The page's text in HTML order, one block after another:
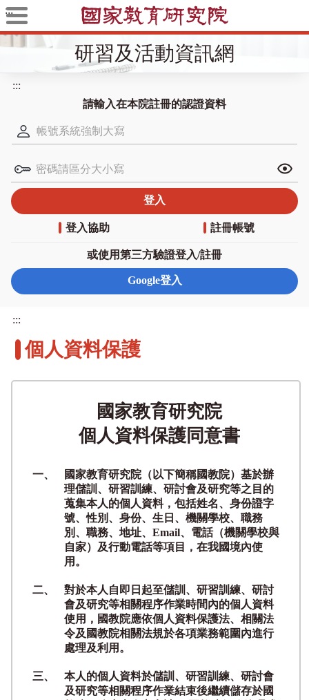
:::
研習及活動資訊網
:::
請輸入在本院註冊的認證資料
登入協助 註冊帳號
或使用第三方驗證登入/註冊
:::
個人資料保護
國家教育研究院
個人資料保護同意書
一、
國家教育研究院（以下簡稱國教院）基於辦
理儲訓、研習訓練、研討會及研究等之目的
蒐集本人的個人資料，包括姓名、身份證字
號、性別、身份、生日、機關學校、職務
別、職務、地址、Email、電話（機關學校與
自家）及行動電話等項目，在我國境內使
用。
二、
對於本人自即日起至儲訓、研習訓練、研討
會及研究等相關程序作業時間內的個人資料
使用，國教院應依個人資料保護法、相關法
令及國教院相關法規於各項業務範圍內進行
處理及利用。
三、
本人的個人資料於儲訓、研習訓練、研討會
及研究等相關程序作業結束後繼續儲存於國